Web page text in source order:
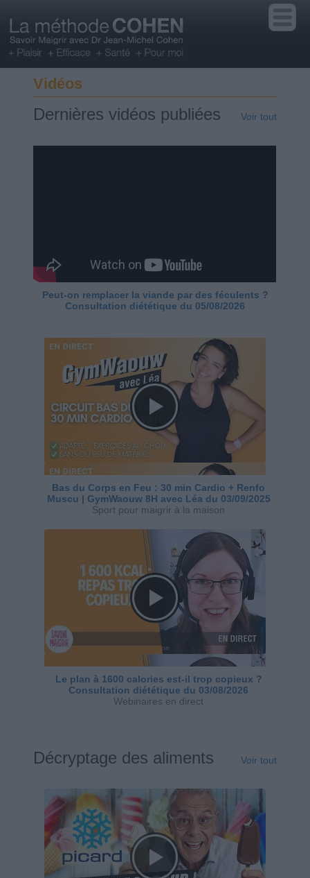
Vidéos
Dernières vidéos publiées Voir tout
Peut-on remplacer la viande par des féculents ?
Consultation diététique du 05/08/2026
Bas du Corps en Feu : 30 min Cardio + Renfo
Muscu | GymWaouw 8H avec Léa du 03/09/2025
Sport pour maigrir à la maison
Le plan à 1600 calories est-il trop copieux ?
Consultation diététique du 03/08/2026
Webinaires en direct
Décryptage des aliments Voir tout